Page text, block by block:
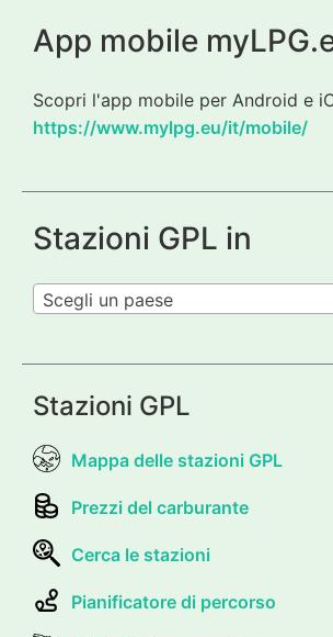
App mobile
Scopri l'app mobile per Android e
https://www.mylpg.eu/it/mobile/
Stazioni GPL in
Scegli un paese
Stazioni GPL
Mappa delle stazioni GPL
Prezzi del carburante
Cerca le stazioni
Pianificatore di percorso